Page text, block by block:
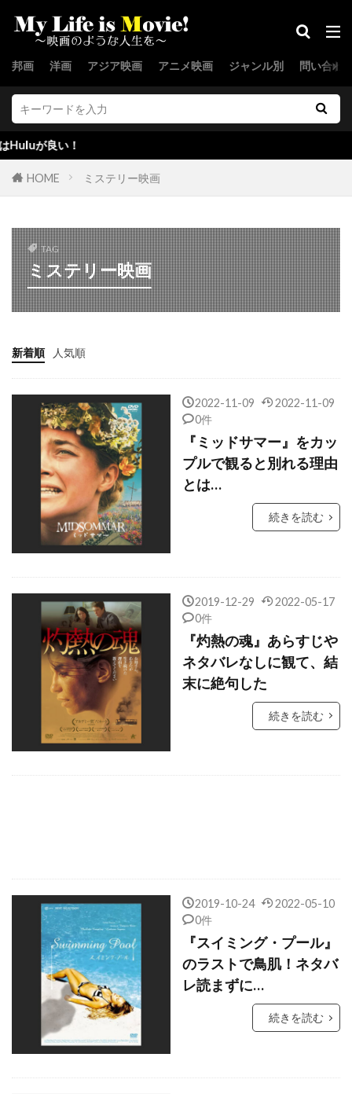
邦画 洋画 アジア映画 アニメ映画 ジャンル別 問い合わ
キャサリン・オハラ
キャサリン・キーナー
キャサリン・スコセッシ
キャサリン・ゼタ＝ジョーンズ
キャサリン・タウン
キャサリン・ナップマン
キャサリン・マーティン
キャサリン・ランバート
キャシー・コンラッド
キャスリーン・ケネディ
キャスリーン・ケネディアラン・シルヴェストリ
キャスリーン・コーデル
キャスリーン・フリーマン
キャムリン・グライムス
キャメロン・クロウ
キャメロン・ディアス
キャメロン・ブライト
キャメロン・ボイス
キャメロン・マクラッケン
キャリー・フィッシャー
キャリー・マリガン
キャリー・ローウェル
キャロライン・アーロン
キャロライン・グッドール
キャロライン・トンプソン
キャロル・フックス
キャロル・リトルトン
キャンディス・アザラ
キリアン・マーフィー
キルスティン・ウォーレン
キルスティン・ダンスト
ギャガ
ギャビー・ホフマン
ギャレット・M・ブラウン
ギャレット・ヘドランド
ギヨーム・ローラン
ギル・ネッター
ギレルモ・アリアガ
ギレルモ・ギル
ギレルモ・ナヴァロ
ギ・ルクリュイーズ
クィントン・アーロン
クイーン・ラティファ
い！
HOME ミステリー映画
TAG
ミステリー映画
新着順 人気順
2022-11-09
2022-11-09
0件
『ミッドサマー』をカッ
プルで観ると別れる理由
とは…
続きを読む
2019-12-29
2022-05-17
0件
『灼熱の魂』あらすじや
ネタバレなしに観て、結
末に絶句した
続きを読む
2019-10-24
2022-05-10
0件
『スイミング・プール』
のラストで鳥肌！ネタバ
レ読まずに…
続きを読む